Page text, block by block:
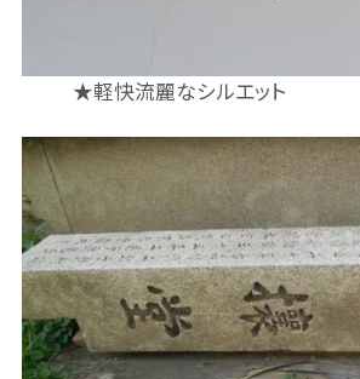
★軽快流麗なシルエット